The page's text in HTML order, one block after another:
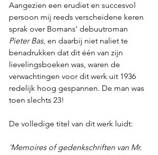
Aangezien een erudiet en succesvol
persoon mij reeds verscheidene keren
sprak over Bomans' debuutroman
Pieter Bas, en daarbij niet naliet te
benadrukken dat dit één van zijn
lievelingsboeken was, waren de
verwachtingen voor dit werk uit 1936
redelijk hoog gespannen. De man was
toen slechts 23!
De volledige titel van dit werk luidt:
'Memoires of gedenkschriften van Mr.